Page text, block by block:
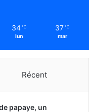
34 ℃
lun
37 ℃
mar
Récent
papaye, un